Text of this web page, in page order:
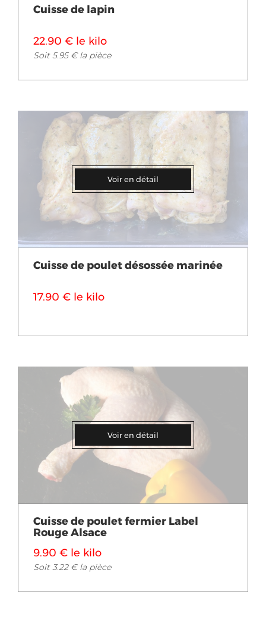
Cuisse de lapin
22.90 € le kilo
Soit 5.95 € la pièce
Voir en détail
Cuisse de poulet désossée marinée
17.90 € le kilo
Voir en détail
Cuisse de poulet fermier Label
Rouge Alsace
9.90 € le kilo
Soit 3.22 € la pièce